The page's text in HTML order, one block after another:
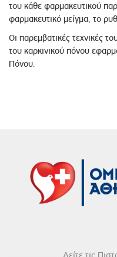
του κάθε φαρμακευτικού
φαρμακευτικό μείγμα, το
Οι παρεμβατικές τεχνικές
του καρκινικού πόνου
Πόνου.